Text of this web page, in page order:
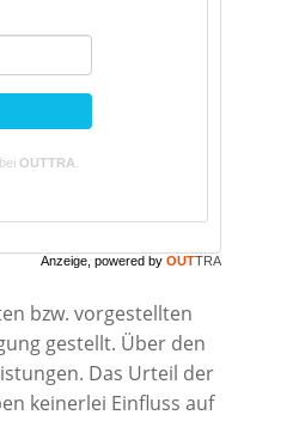
OUTTRA
Anzeige, powered byOUTTRA
bzw. vorgestellten
gestellt. Über den
Das Urteil der
keinerlei Einfluss auf